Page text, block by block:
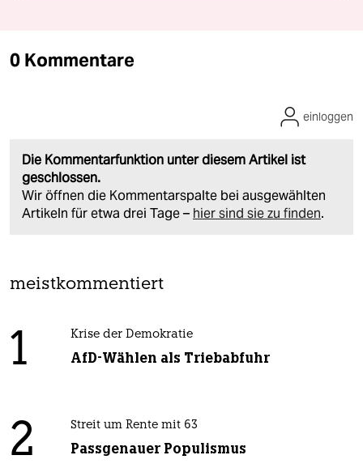
0 Kommentare
Die Kommentarfunktion unter diesem Artikel ist
geschlossen.
Wir öffnen die Kommentarspalte bei ausgewählten
Artikeln für etwa drei Tage – hier sind sie zu finden.
einloggen
meistkommentiert
1 Krise der Demokratie
AfD-Wählen als Triebabfuhr
2 Streit um Rente mit 63
Passgenauer Populismus